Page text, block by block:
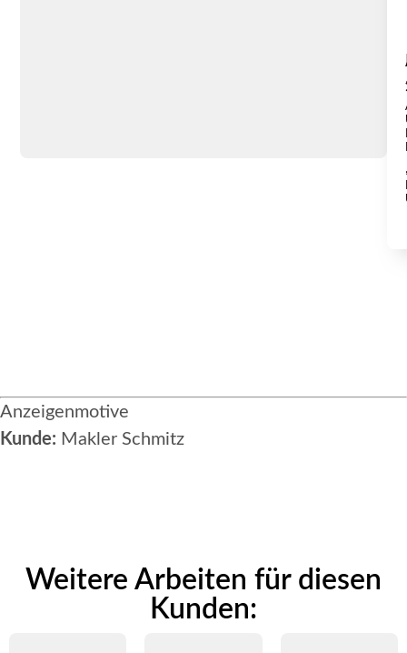
Anzeigenmotive
Kunde: Makler Schmitz
Weitere Arbeiten für diesen
Kunden: